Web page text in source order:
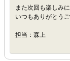
また次回も楽しみ
いつもありがとう
担当：森上